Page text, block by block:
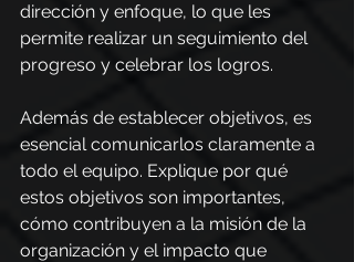
dirección y enfoque, lo que les
permite realizar un seguimiento del
progreso y celebrar los logros.
Además de establecer objetivos, es
esencial comunicarlos claramente a
todo el equipo. Explique por qué
estos objetivos son importantes,
cómo contribuyen a la misión de la
organización y el impacto que